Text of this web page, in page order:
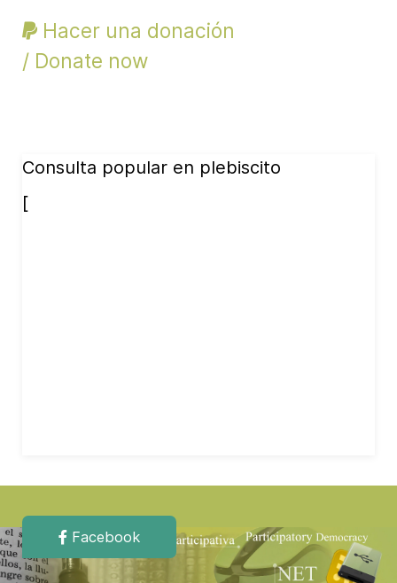
Hacer una donación
/ Donate now
Consulta popular en plebiscito
[
Facebook